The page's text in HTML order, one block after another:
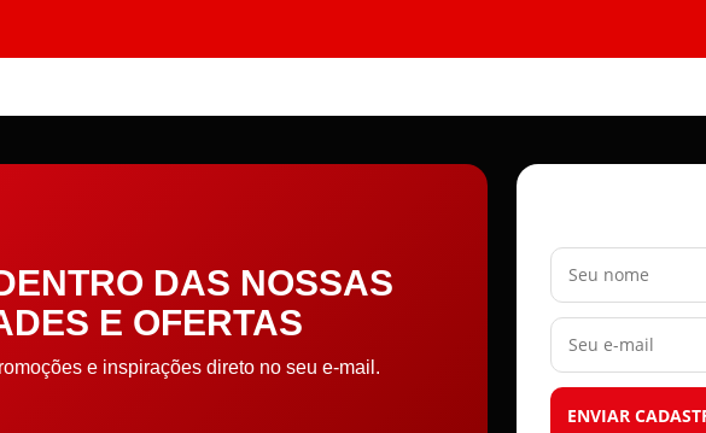
DAS NOSSAS
E OFERTAS
e inspirações direto no seu e-mail.
Seu nome
Seu e-mail
ENVIAR